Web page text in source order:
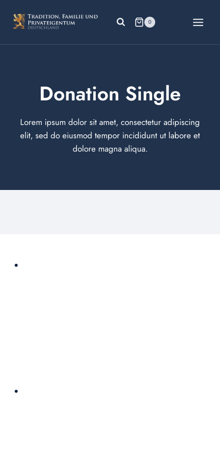
Inhalt
springen
0
Donation Single
Lorem ipsum dolor sit amet, consectetur adipiscing
elit, sed do eiusmod tempor incididunt ut labore et
dolore magna aliqua.